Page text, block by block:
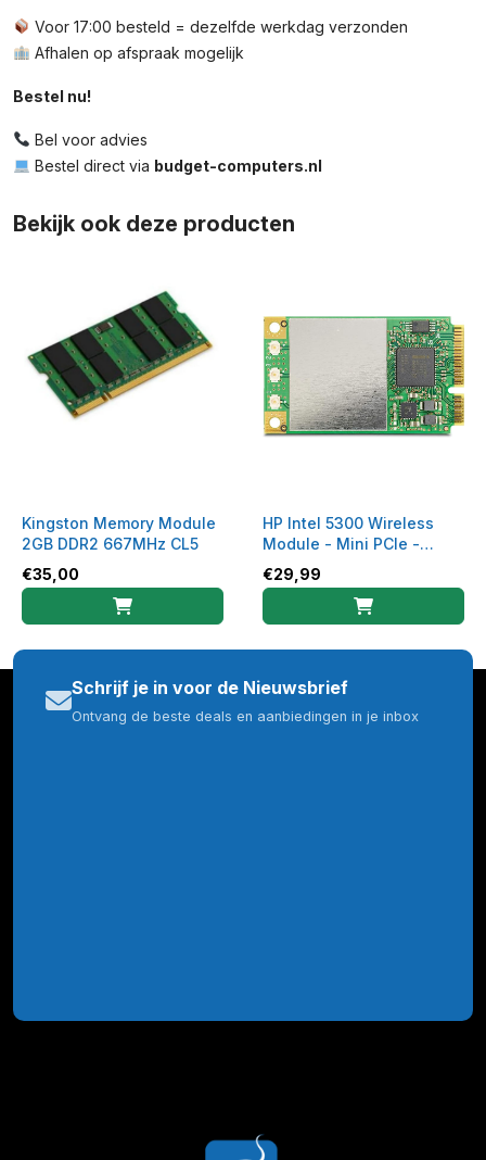
Voor 17:00 besteld = dezelfde werkdag verzonden
Afhalen op afspraak mogelijk
Bestel nu!
Bel voor advies
Bestel direct via budget-computers.nl
Bekijk ook deze producten
Kingston Memory Module
2GB DDR2 667MHz CL5
€35,00
HP Intel 5300 Wireless
Module - Mini PCIe -
KM591AA
€29,99
Schrijf je in voor de Nieuwsbrief
Ontvang de beste deals en aanbiedingen in je inbox